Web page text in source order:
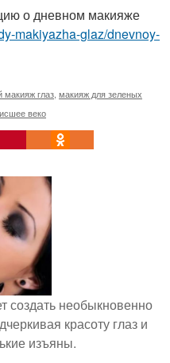
о дневном макияже
makiyazha-glaz/dnevnoy-
макияж глаз макияж для зеленых
веко
создать необыкновенно
красоту глаз и
изъяны.